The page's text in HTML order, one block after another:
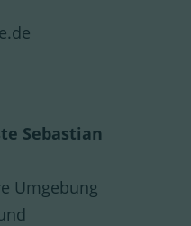
Sebastian
Umgebung